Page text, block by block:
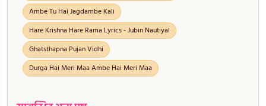
Ambe Tu Hai Jagdambe Kali
Hare Krishna Hare Rama Lyrics - Jubin Nautiyal
Ghatsthapna Pujan Vidhi
Durga Hai Meri Maa Ambe Hai Meri Maa